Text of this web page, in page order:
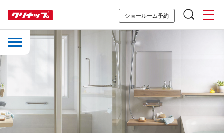
ショールーム予約